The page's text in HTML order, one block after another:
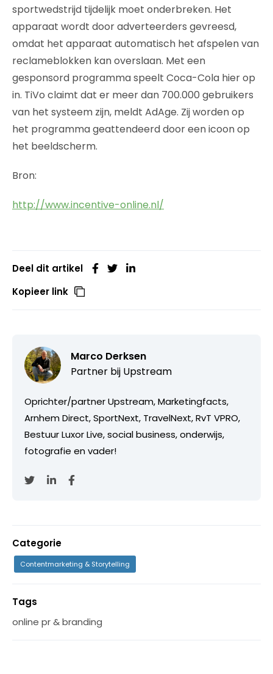
sportwedstrijd tijdelijk moet onderbreken. Het
apparaat wordt door adverteerders gevreesd,
omdat het apparaat automatisch het afspelen van
reclameblokken kan overslaan. Met een
gesponsord programma speelt Coca-Cola hier op
in. TiVo claimt dat er meer dan 700.000 gebruikers
van het systeem zijn, meldt AdAge. Zij worden op
het programma geattendeerd door een icoon op
het beeldscherm.
Bron:
http://www.incentive-online.nl/
Deel dit artikel
Kopieer link
Marco Derksen
Partner bij Upstream
Oprichter/partner Upstream, Marketingfacts,
Arnhem Direct, SportNext, TravelNext, RvT VPRO,
Bestuur Luxor Live, social business, onderwijs,
fotografie en vader!
Categorie
Contentmarketing & Storytelling
Tags
online pr & branding